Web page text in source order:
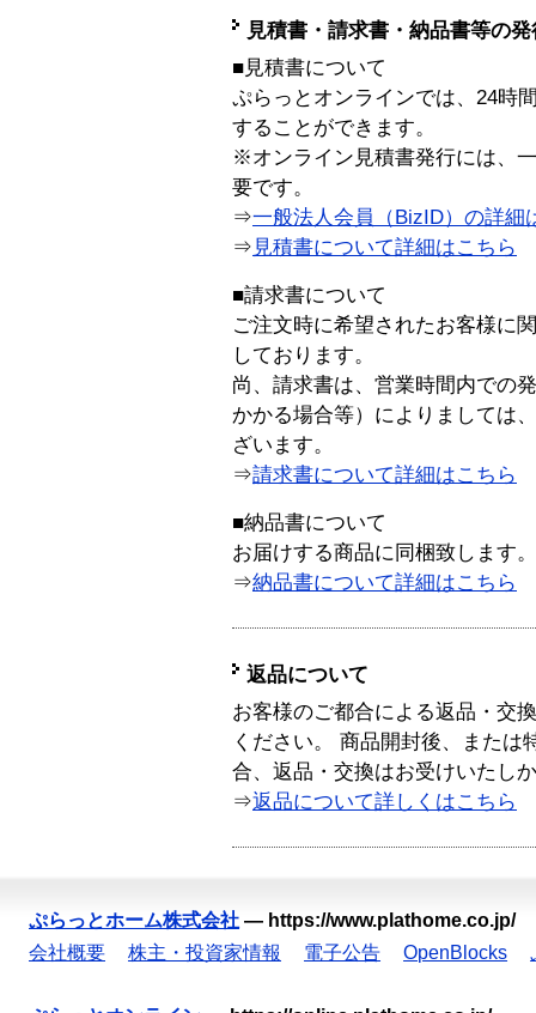
見積書・請求書・納品書等の
■見積書について
ぷらっとオンラインでは、24時
することができます。
※オンライン見積書発行には、
要です。
⇒一般法人会員（BizID）の詳細
⇒ 見積書について詳細はこちら
■請求書について
ご注文時に希望されたお客様に
しております。
尚、請求書は、営業時間内での
かかる場合等）によりましては
ざいます。
⇒請求書について詳細はこちら
■納品書について
お届けする商品に同梱致します。
⇒納品書について詳細はこちら
返品について
お客様のご都合による返品・交
ください。 商品開封後、または
合、返品・交換はお受けいたし
⇒返品について詳しくはこちら
ぷらっとホーム株式会社 — https://www.plathome.co.jp/
会社概要
株主・投資家情報 電子公告 OpenBlocks